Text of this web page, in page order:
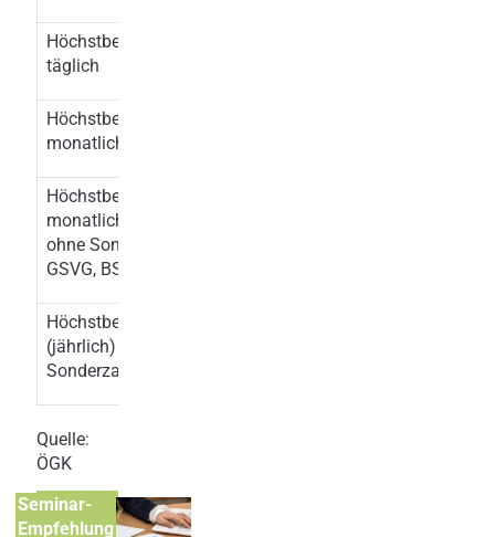
Höchstbeitragsgrundlage
täglich
Höchstbeitragsgrundlage
monatlich
Höchstbeitragsgrundlage
monatlich für Freie DN
ohne Sonderzahlungen;
GSVG, BSVG
Höchstbeitragsgrundlage
(jährlich) für
Sonderzahlungen
Quelle:
ÖGK
Seminar-
Empfehlung